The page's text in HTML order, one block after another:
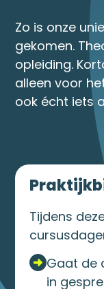
Zo is onze
gekomen.
opleiding.
alleen voor
ook écht iets
Tijdens
Gaat de
in